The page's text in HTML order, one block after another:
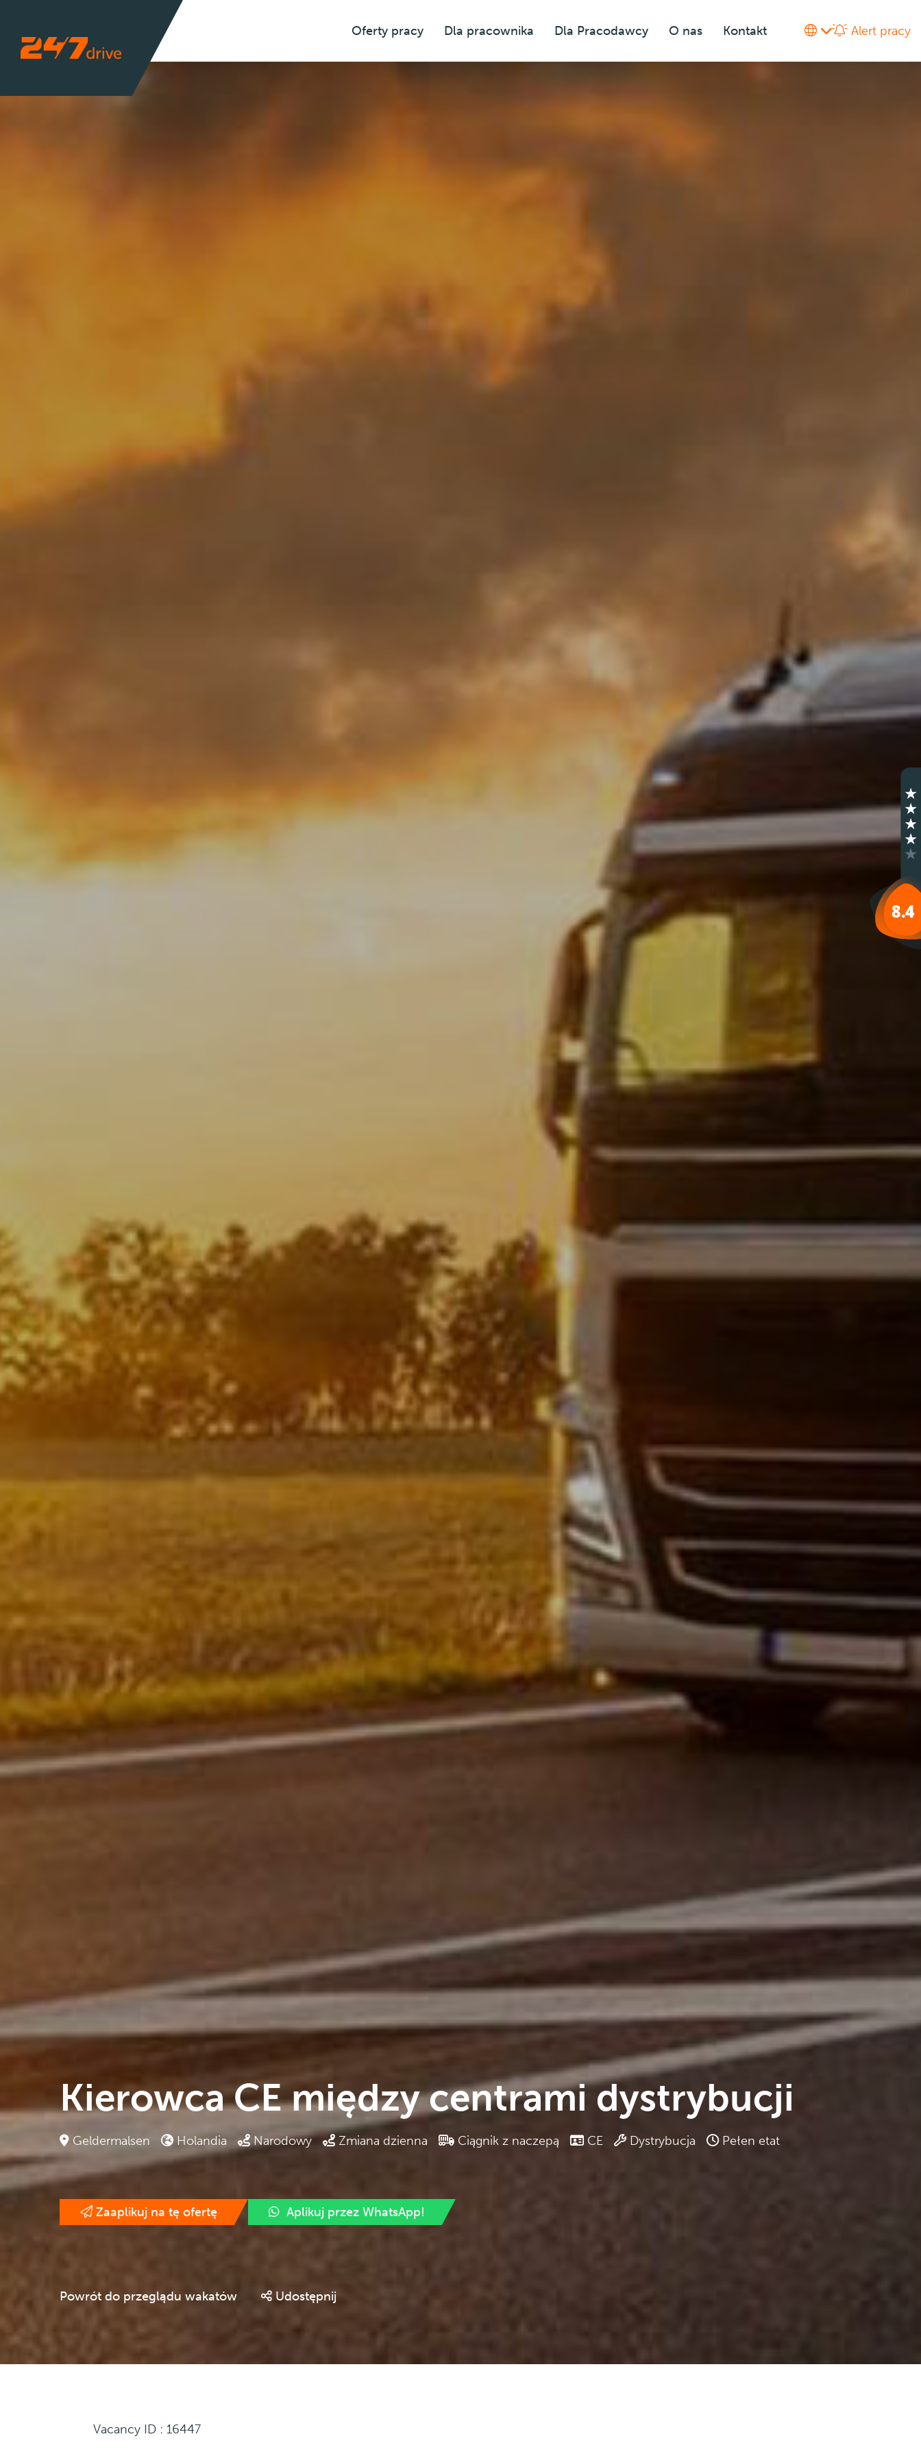
Oferty pracy Dla pracownika Dla Pracodawcy O nas Kontakt Alert pracy
Kierowca CE między centrami dystrybucji
Geldermalsen Holandia Narodowy Zmiana dzienna Ciągnik z naczepą CE Dystrybucja Pełen etat
Zaaplikuj na tę ofertę Aplikuj przez WhatsApp!
Powrót do przeglądu wakatów Udostępnij
Vacancy ID : 16447